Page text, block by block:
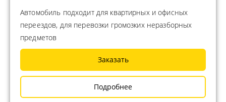
Автомобиль подходит для квартирных и офисных
переездов, для перевозки громозких неразборных
предметов
Заказать
Подробнее